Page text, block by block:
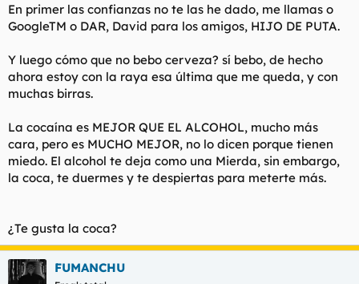
En primer las confianzas no te las he dado, me llamas o
GoogleTM o DAR, David para los amigos, HIJO DE PUTA.
Y luego cómo que no bebo cerveza? sí bebo, de hecho
ahora estoy con la raya esa última que me queda, y con
muchas birras.
La cocaína es MEJOR QUE EL ALCOHOL, mucho más
cara, pero es MUCHO MEJOR, no lo dicen porque tienen
miedo. El alcohol te deja como una Mierda, sin embargo,
la coca, te duermes y te despiertas para meterte más.
¿Te gusta la coca?
FUMANCHU